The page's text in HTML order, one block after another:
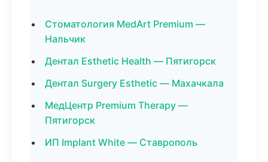
Стоматология MedArt Premium —
Нальчик
Дентал Esthetic Health — Пятигорск
Дентал Surgery Esthetic — Махачкала
МедЦентр Premium Therapy —
Пятигорск
ИП Implant White — Ставрополь